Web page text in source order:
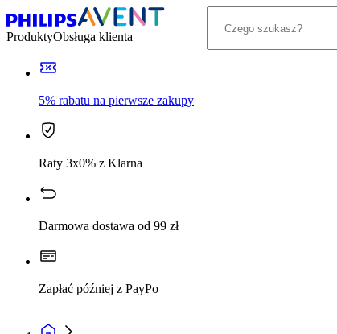
ProduktyObsługa klienta
5% rabatu na pierwsze zakupy
Raty 3x0% z Klarna
Darmowa dostawa od 99 zł
Zapłać później z PayPo